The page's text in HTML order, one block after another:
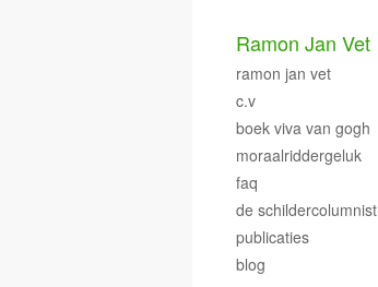
Ramon Jan Vet
ramon jan vet
c.v
boek viva van gogh
moraalriddergeluk
faq
de schildercolumnist
publicaties
blog